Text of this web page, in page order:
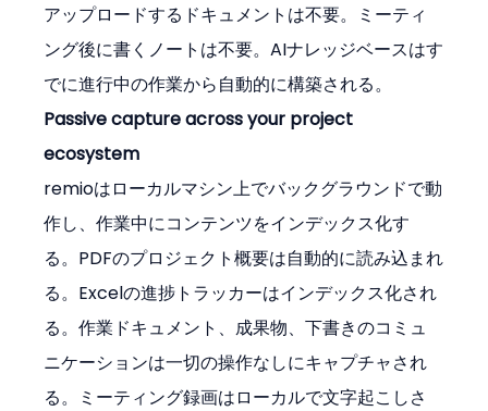
アップロードするドキュメントは不要。ミーティ
ング後に書くノートは不要。AIナレッジベースはす
でに進行中の作業から自動的に構築される。
Passive capture across your project
ecosystem
remioはローカルマシン上でバックグラウンドで動
作し、作業中にコンテンツをインデックス化す
る。PDFのプロジェクト概要は自動的に読み込まれ
る。Excelの進捗トラッカーはインデックス化され
る。作業ドキュメント、成果物、下書きのコミュ
ニケーションは一切の操作なしにキャプチャされ
る。ミーティング録画はローカルで文字起こしさ